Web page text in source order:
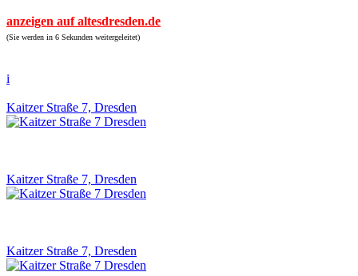
anzeigen auf altesdresden.de
(Sie werden in 6 Sekunden weitergeleitet)
i
Kaitzer Straße 7, Dresden
Kaitzer Straße 7, Dresden
Kaitzer Straße 7, Dresden